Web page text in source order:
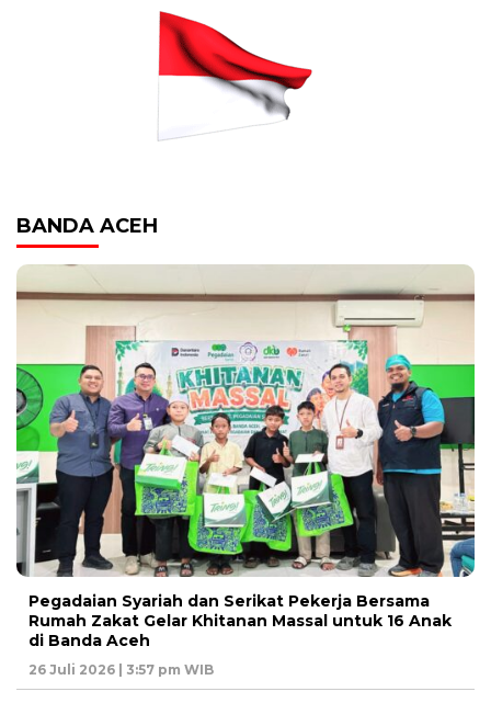
BANDA ACEH
Pegadaian Syariah dan Serikat Pekerja Bersama
Rumah Zakat Gelar Khitanan Massal untuk 16 Anak
di Banda Aceh
26 Juli 2026 | 3:57 pm WIB